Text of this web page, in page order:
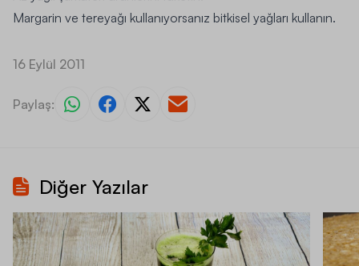
Margarin ve tereyağı kullanıyorsanız bitkisel yağları kullanın.
16 Eylül 2011
Paylaş:
Diğer Yazılar